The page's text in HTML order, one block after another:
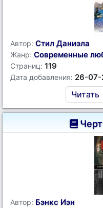
Автор: Стил Даниэла
Жанр: Современные
Страниц: 119
Дата добавления: 26-
Читать
Автор: Бэнкс Иэн